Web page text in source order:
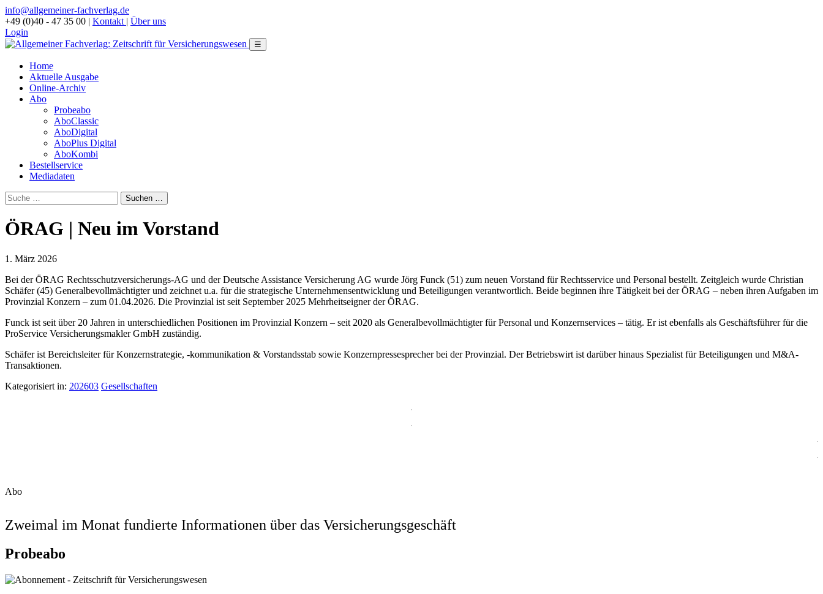
info@allgemeiner-fachverlag.de
+49 (0)40 - 47 35 00 | Kontakt | Über uns
Login
☰
Home
Aktuelle Ausgabe
Online-Archiv
Abo
Probeabo
AboClassic
AboDigital
AboPlus Digital
AboKombi
Bestellservice
Mediadaten
ÖRAG | Neu im Vorstand
1. März 2026
Bei der ÖRAG Rechtsschutzversicherungs-AG und der Deutsche Assistance Versicherung AG wurde Jörg Funck (51) zum neuen Vorstand für Rechtsservice und Personal bestellt. Zeitgleich wurde Christian
Schäfer (45) Generalbevollmächtigter und zeichnet u.a. für die strategische Unternehmensentwicklung und Beteiligungen verantwortlich. Beide beginnen ihre Tätigkeit bei der ÖRAG – neben ihren Aufgaben im
Provinzial Konzern – zum 01.04.2026. Die Provinzial ist seit September 2025 Mehrheitseigner der ÖRAG.
Funck ist seit über 20 Jahren in unterschiedlichen Positionen im Provinzial Konzern – seit 2020 als Generalbevollmächtigter für Personal und Konzernservices – tätig. Er ist ebenfalls als Geschäftsführer für die
ProService Versicherungsmakler GmbH zuständig.
Schäfer ist Bereichsleiter für Konzernstrategie, -kommunikation & Vorstandsstab sowie Konzernpressesprecher bei der Provinzial. Der Betriebswirt ist darüber hinaus Spezialist für Beteiligungen und M&A-
Transaktionen.
Kategorisiert in: 202603 Gesellschaften
Abo
Zweimal im Monat fundierte Informationen über das Versicherungsgeschäft
Probeabo